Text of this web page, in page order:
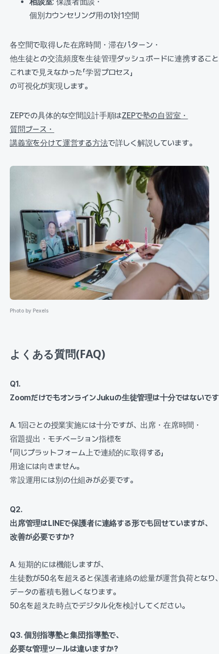
相談室: 保護者面談・
個別カウンセリング用の1対1空間
各空間で取得した在席時間・滞在パターン・
他生徒との交流頻度を生徒管理ダッシュボードに連携するこ
これまで見えなかった「学習プロセス」
の可視化が実現します。
ZEPでの具体的な空間設計手順はZEPで塾の自習室・
質問ブース・
講義室を分けて運営する方法で詳しく解説しています。
Photo by Pexels
よくある質問(FAQ)
Q1.
ZoomだけでもオンラインJukuの生徒管理は十分ではないで
A. 1回ごとの授業実施には十分ですが、出席・在席時間・
宿題提出・モチベーション指標を
「同じプラットフォーム上で連続的に取得する」
用途には向きません。
常設運用には別の仕組みが必要です。
Q2.
出席管理はLINEで保護者に連絡する形でも回せていますが、
改善が必要ですか?
A. 短期的には機能しますが、
生徒数が50名を超えると保護者連絡の総量が運営負荷となり
データの蓄積も難しくなります。
50名を超えた時点でデジタル化を検討してください。
Q3. 個別指導塾と集団指導塾で、
必要な管理ツールは違いますか?